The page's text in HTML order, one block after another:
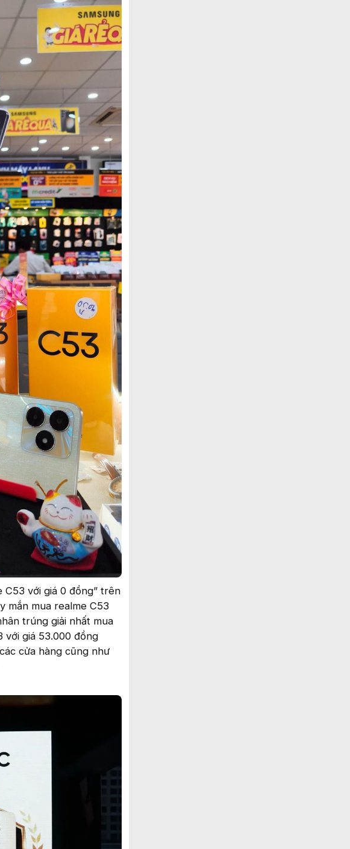
với giá 0 đồng” trên
mắn mua realme C53
trúng giải nhất mua
với giá 53.000 đồng
cửa hàng cũng như